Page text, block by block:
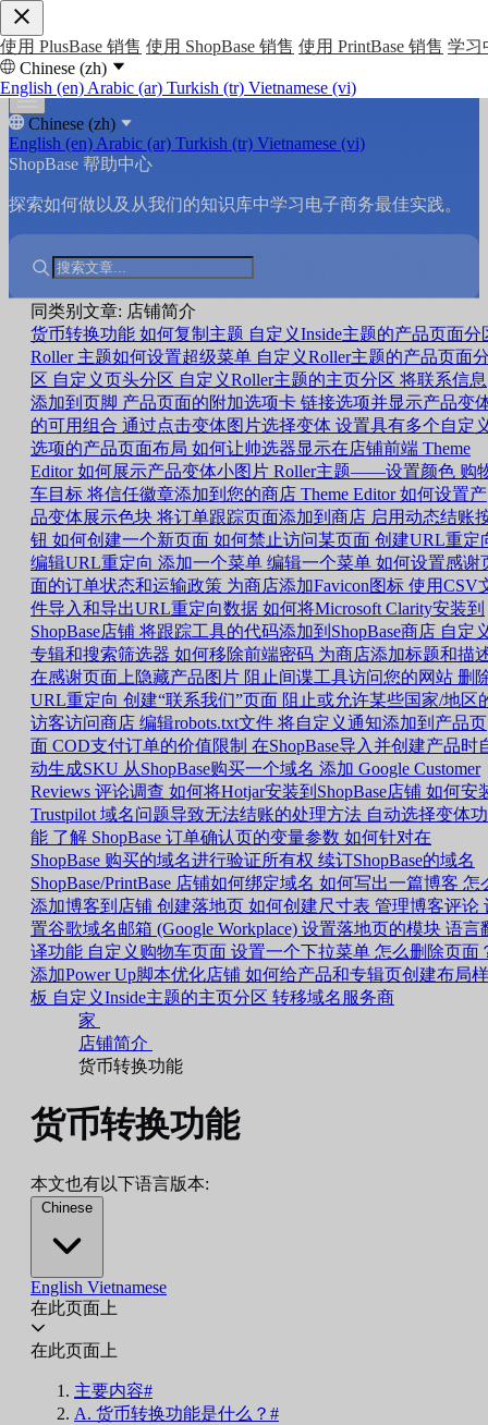
使用 PlusBase 销售 使用 ShopBase 销售 使用 PrintBase 销售 学习
Chinese (zh)
English (en) Arabic (ar) Turkish (tr) Vietnamese (vi)
Chinese (zh)
English (en) Arabic (ar) Turkish (tr) Vietnamese (vi)
ShopBase 帮助中心
探索如何做以及从我们的知识库中学习电子商务最佳实践。
同类别文章: 店铺简介
货币转换功能 如何复制主题 自定义Inside主题的产品页面分
Roller 主题如何设置超级菜单 自定义Roller主题的产品页面
区 自定义页头分区 自定义Roller主题的主页分区 将联系信息
添加到页脚 产品页面的附加选项卡 链接选项并显示产品变
的可用组合 通过点击变体图片选择变体 设置具有多个自定
选项的产品页面布局 如何让帅选器显示在店铺前端 Theme
Editor 如何展示产品变体小图片 Roller主题——设置颜色 购
车目标 将信任徽章添加到您的商店 Theme Editor 如何设置产
品变体展示色块 将订单跟踪页面添加到商店 启用动态结账
钮 如何创建一个新页面 如何禁止访问某页面 创建URL重定
编辑URL重定向 添加一个菜单 编辑一个菜单 如何设置感谢
面的订单状态和运输政策 为商店添加Favicon图标 使用CSV
件导入和导出URL重定向数据 如何将Microsoft Clarity安装到
ShopBase店铺 将跟踪工具的代码添加到ShopBase商店 自定
专辑和搜索筛选器 如何移除前端密码 为商店添加标题和描
在感谢页面上隐藏产品图片 阻止间谍工具访问您的网站 删
URL重定向 创建“联系我们”页面 阻止或允许某些国家/地区
访客访问商店 编辑robots.txt文件 将自定义通知添加到产品页
面 COD支付订单的价值限制 在ShopBase导入并创建产品时
动生成SKU 从ShopBase购买一个域名 添加 Google Customer
Reviews 评论调查 如何将Hotjar安装到ShopBase店铺 如何安
Trustpilot 域名问题导致无法结账的处理方法 自动选择变体功
能 了解 ShopBase 订单确认页的变量参数 如何针对在
ShopBase 购买的域名进行验证所有权 续订ShopBase的域名
ShopBase/PrintBase 店铺如何绑定域名 如何写出一篇博客 怎
添加博客到店铺 创建落地页 如何创建尺寸表 管理博客评论
置谷歌域名邮箱 (Google Workplace) 设置落地页的模块 语言
译功能 自定义购物车页面 设置一个下拉菜单 怎么删除页面
添加Power Up脚本优化店铺 如何给产品和专辑页创建布局样
板 自定义Inside主题的主页分区 转移域名服务商
家
店铺简介
货币转换功能
货币转换功能
本文也有以下语言版本:
Chinese
English Vietnamese
在此页面上
在此页面上
主要内容#
A. 货币转换功能是什么？#